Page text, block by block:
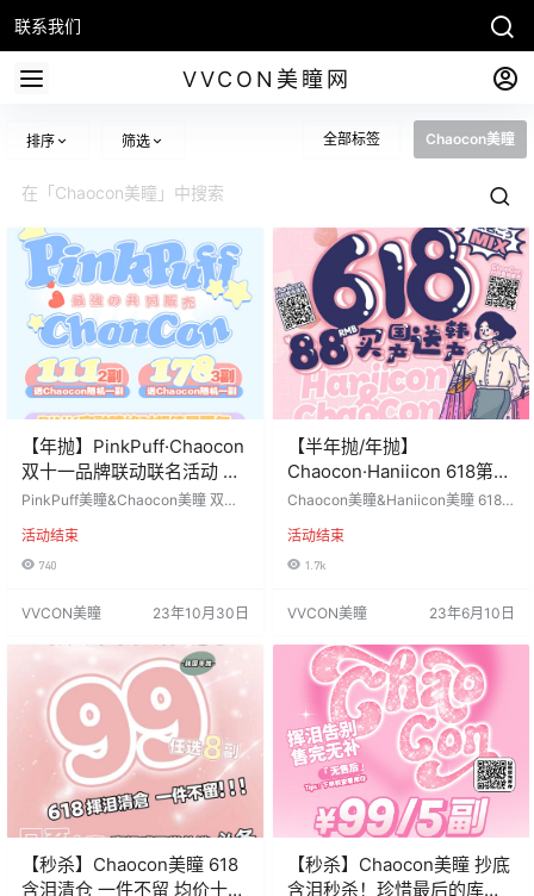
联系我们
VVCON美瞳网
排序 筛选 全部标签 Chaocon美瞳
【年抛】PinkPuff·Chaocon
双十一品牌联动联名活动 两
杯咖啡就能拥有博主同款美
PinkPuff美瞳&Chaocon美瞳 双十
咖啡☕就能拥有博主同款美貌 纯欲
版微混血小猫眼 清纯灵动心机自然
牌方太懂女孩子们 全系列好价 111/2
3副 送Chaocon同度数随机一副 P
S：随机款不售后不赠送盒子 活动时
间…
活动结束
740
VVCON美瞳 23年10月30日
【半年抛/年抛】
Chaocon·Haniicon 618第二
重加码来袭
Chaocon美瞳&Haniicon美瞳 618
信！买国产送韩产❗这是什么操
作！！关键是才两副❗ 超舒适韩产 口
🥺 速度来狠狠薅羊毛！！ 活动价：
选 活动时间：2023年6月10日-6月
30日…
活动结束
1.7k
VVCON美瞳 23年6月10日
【秒杀】Chaocon美瞳 618
含泪清仓 一件不留 均价十块
【秒杀】Chaocon美瞳 抄底
含泪秒杀！珍惜最后的库